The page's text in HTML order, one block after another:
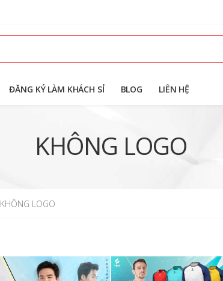
ĐĂNG KÝ LÀM KHÁCH SỈ BLOG LIÊN HỆ
KHÔNG LOGO
KHÔNG LOGO